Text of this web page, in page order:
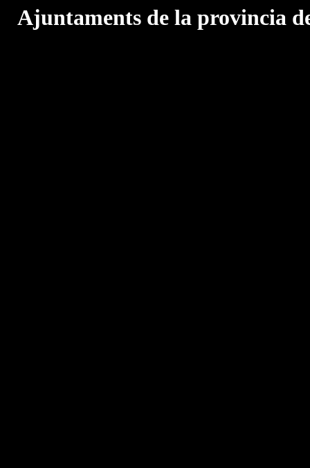
Ajuntaments de la provincia